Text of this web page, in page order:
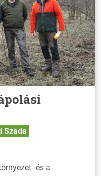
Szada
és a